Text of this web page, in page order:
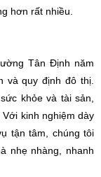
hơn rất nhiều.
Tân Định năm
và quy định đô thị.
khỏe và tài sản,
kinh nghiệm dày
tận tâm, chúng tôi
nhẹ nhàng, nhanh